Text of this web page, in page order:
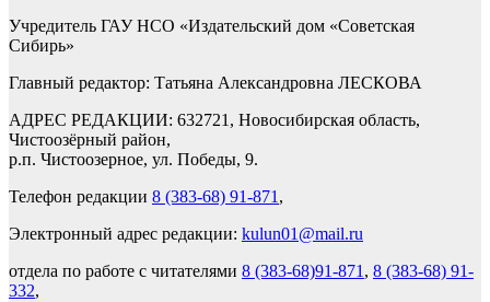
Учредитель ГАУ НСО «Издательский дом «Советская
Сибирь»
Главный редактор: Татьяна Александровна ЛЕСКОВА
АДРЕС РЕДАКЦИИ: 632721, Новосибирская область,
Чистоозёрный район,
р.п. Чистоозерное, ул. Победы, 9.
Телефон редакции 8 (383-68) 91-871 ,
Электронный адрес редакции: kulun01@mail.ru
отдела по работе с читателями 8 (383-68)91-871 , 8 (383-68) 91-
332,